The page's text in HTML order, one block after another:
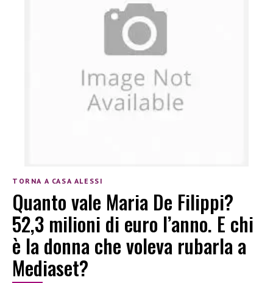
TORNA A CASA ALESSI
Quanto vale Maria De Filippi?
52,3 milioni di euro l’anno. E chi
è la donna che voleva rubarla a
Mediaset?